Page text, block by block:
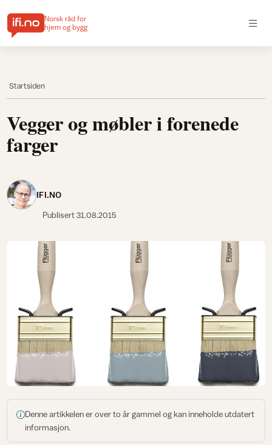
Norsk råd for
hjem og bygg
Startsiden
Vegger og møbler i forenede
farger
IFI.NO
Publisert31.08.2015
Denne artikkelen er over to år gammel og kan inneholde utdatert
informasjon.